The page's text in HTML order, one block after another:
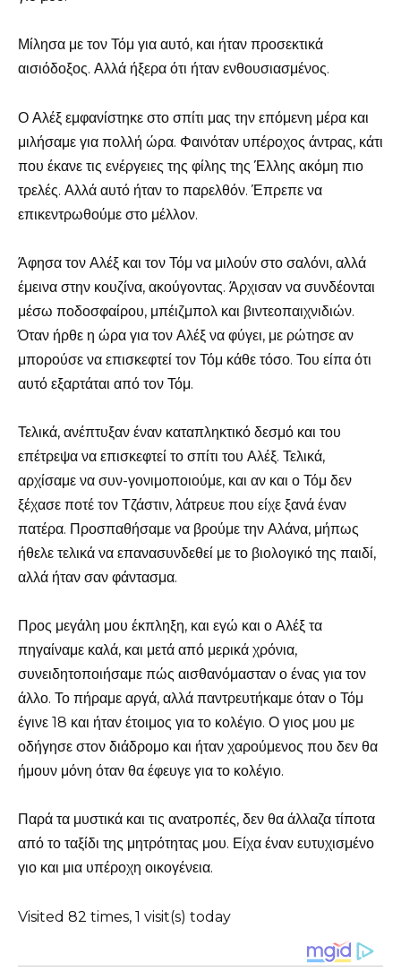
Μίλησα με τον Τόμ για αυτό, και ήταν προσεκτικά
αισιόδοξος. Αλλά ήξερα ότι ήταν ενθουσιασμένος.
Ο Αλέξ εμφανίστηκε στο σπίτι μας την επόμενη μέρα και
μιλήσαμε για πολλή ώρα. Φαινόταν υπέροχος άντρας, κάτι
που έκανε τις ενέργειες της φίλης της Έλλης ακόμη πιο
τρελές. Αλλά αυτό ήταν το παρελθόν. Έπρεπε να
επικεντρωθούμε στο μέλλον.
Άφησα τον Αλέξ και τον Τόμ να μιλούν στο σαλόνι, αλλά
έμεινα στην κουζίνα, ακούγοντας. Άρχισαν να συνδέονται
μέσω ποδοσφαίρου, μπέιζμπολ και βιντεοπαιχνιδιών.
Όταν ήρθε η ώρα για τον Αλέξ να φύγει, με ρώτησε αν
μπορούσε να επισκεφτεί τον Τόμ κάθε τόσο. Του είπα ότι
αυτό εξαρτάται από τον Τόμ.
Τελικά, ανέπτυξαν έναν καταπληκτικό δεσμό και του
επέτρεψα να επισκεφτεί το σπίτι του Αλέξ. Τελικά,
αρχίσαμε να συν-γονιμοποιούμε, και αν και ο Τόμ δεν
ξέχασε ποτέ τον Τζάστιν, λάτρευε που είχε ξανά έναν
πατέρα. Προσπαθήσαμε να βρούμε την Αλάνα, μήπως
ήθελε τελικά να επανασυνδεθεί με το βιολογικό της παιδί,
αλλά ήταν σαν φάντασμα.
Προς μεγάλη μου έκπληξη, και εγώ και ο Αλέξ τα
πηγαίναμε καλά, και μετά από μερικά χρόνια,
συνειδητοποιήσαμε πώς αισθανόμασταν ο ένας για τον
άλλο. Το πήραμε αργά, αλλά παντρευτήκαμε όταν ο Τόμ
έγινε 18 και ήταν έτοιμος για το κολέγιο. Ο γιος μου με
οδήγησε στον διάδρομο και ήταν χαρούμενος που δεν θα
ήμουν μόνη όταν θα έφευγε για το κολέγιο.
Παρά τα μυστικά και τις ανατροπές, δεν θα άλλαζα τίποτα
από το ταξίδι της μητρότητας μου. Είχα έναν ευτυχισμένο
γιο και μια υπέροχη οικογένεια.
Visited 82 times, 1 visit(s) today